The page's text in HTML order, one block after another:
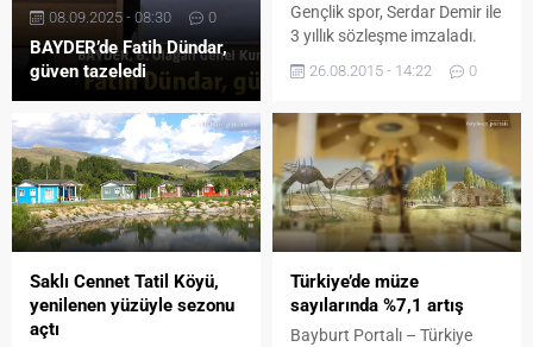
BAYDER’de Fatih Dündar,
güven tazeledi
08.09.2025 - 08:30 0
Gençlik spor, Serdar Demir ile
3 yıllık sözleşme imzaladı.
yaşamını sürdüren Serdar
Sezonunda 3 Lig 3 gurup’ta
mücadele edecek Bayburt
Grup Özel İdare Gençlik
spor’a üç yıllık sözleşme
imzaladı. Tesislerde
gerçekleşen imza töreninde
konuşan Kulüp Başkanı
Hikmet Şentürk,”
Görüşmelerimizi...
26.08.2015 - 14:22 0
Saklı Cennet Tatil Köyü,
yenilenen yüzüyle sezonu
açtı
Türkiye’de müze
sayılarında %7,1 artış
Bayburt Portalı – Türkiye